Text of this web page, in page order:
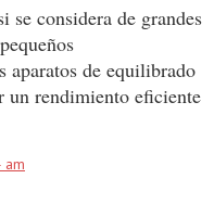
se considera de grandes
aparatos de equilibrado
un rendimiento eficiente
am